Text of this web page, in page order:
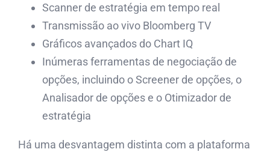
Scanner de estratégia em tempo real
Transmissão ao vivo Bloomberg TV
Gráficos avançados do Chart IQ
Inúmeras ferramentas de negociação de
opções, incluindo o Screener de opções, o
Analisador de opções e o Otimizador de
estratégia
Há uma desvantagem distinta com a plataforma